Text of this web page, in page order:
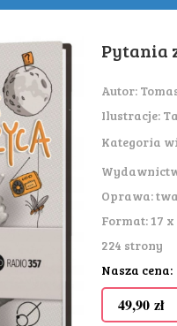
Pytania
Autor:
Ilustracje:
Kategoria
Oprawa:
Format: 17 x
224 strony
Nasza cena:
49,90 zł